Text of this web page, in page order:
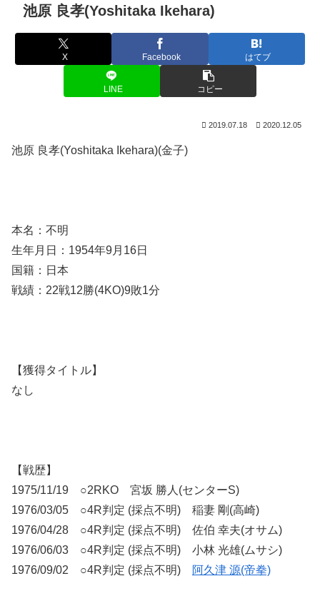
池原 良孝(Yoshitaka Ikehara)
X Facebook はてブ
LINE コピー
2019.07.18 2020.12.05
池原 良孝(Yoshitaka Ikehara)(金子)
本名：不明
生年月日：1954年9月16日
国籍：日本
戦績：22戦12勝(4KO)9敗1分
【獲得タイトル】
なし
【戦歴】
1975/11/19 ○2RKO 宮坂 勝人(センターS)
1976/03/05 ○4R判定 (採点不明) 稲妻 剛(高崎)
1976/04/28 ○4R判定 (採点不明) 佐伯 幸夫(オサム)
1976/06/03 ○4R判定 (採点不明) 小林 光雄(ムサシ)
1976/09/02 ○4R判定 (採点不明)
阿久津 源(帝拳)